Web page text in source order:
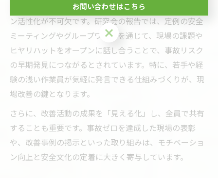
現場改善を進める際は、作業員同士のコミュニケーショ
ン活性化が不可欠です。研究会の報告では、定例の安全
ミーティングやグループワークを通じて、現場の課題や
ヒヤリハットをオープンに話し合うことで、事故リスク
の早期発見につながるとされています。特に、若手や経
験の浅い作業員が気軽に発言できる仕組みづくりが、現
場改善の鍵となります。
さらに、改善活動の成果を「見える化」し、全員で共有
することも重要です。事故ゼロを達成した現場の表彰
や、改善事例の掲示といった取り組みは、モチベーショ
ン向上と安全文化の定着に大きく寄与しています。
お問い合わせはこちら
お問い合わせはこちら